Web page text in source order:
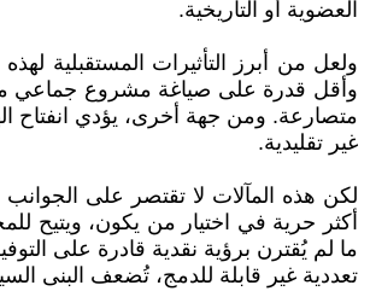
العضوية أو التاريخية.
ولعل من أبرز التأثيرات المستقبلية
وأقل قدرة على صياغة مشروع جماعي
متصارعة. ومن جهة أخرى، يؤدي انفتاح
غير تقليدية.
لكن هذه المآلات لا تقتصر على الجوانب
أكثر حرية في اختيار من يكون، ويتيح
ما لم يُقترن برؤية نقدية قادرة على
تعددية غير قابلة للدمج، تُضعف البنى